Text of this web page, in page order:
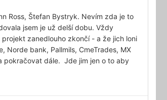
Ross, Štefan Bystryk. Nevím zda je to
jsem je už delší dobu. Vždy
zanedlouho zkončí - a že jich loni
Norde bank, Pallmils, CmeTrades, MX
pokračovat dále. Jde jim jen o to aby